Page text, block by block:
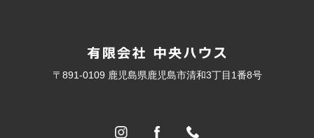
〒891-0109 鹿児島県鹿児島市清和3丁目1番8号